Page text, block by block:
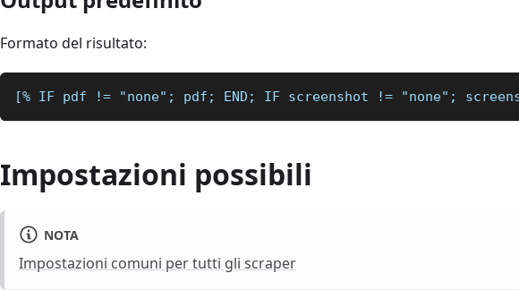
Formato del risultato:
[% IF pdf != "none"; pdf; END; IF screenshot != "none";
Impostazioni possibili
NOTA
Impostazioni comuni per tutti gli scraper